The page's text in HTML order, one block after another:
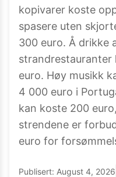
kopivarer koste
spasere uten
300 euro. Å drikke
strandrestauranter
euro. Høy musikk
4 000 euro i
kan koste 200
strendene er
euro for
Publisert: August 4, 2026